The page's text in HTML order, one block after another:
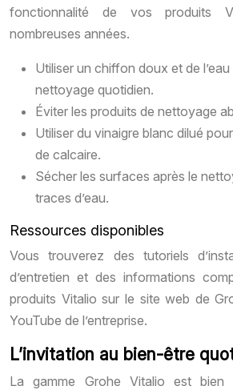
fonctionnalité de vos produits
nombreuses années.
Utiliser un chiffon doux et de
nettoyage quotidien.
Éviter les produits de nettoyage
Utiliser du vinaigre blanc dilué
de calcaire.
Sécher les surfaces après le
traces d’eau.
Ressources disponibles
Vous trouverez des tutoriels
d’entretien et des informations
produits Vitalio sur le site web de
YouTube de l’entreprise.
L’invitation au bien-être
La gamme Grohe Vitalio est bien